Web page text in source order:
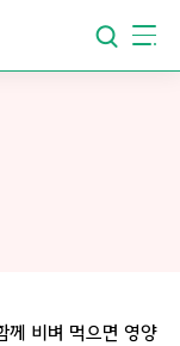
께 비벼 먹으면 영양